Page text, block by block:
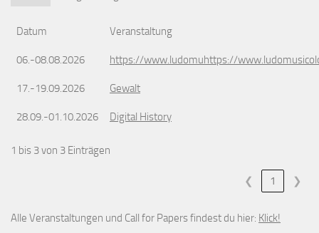
Datum Veranstaltung
06.-08.08.2026 https://www.ludomuhttps://
17.-19.09.2026 Gewalt
28.09.-01.10.2026 Digital History
1 bis 3 von 3 Einträgen
❮ 1 ❯
Alle Veranstaltungen und Call for Papers findest du hier: Klick!